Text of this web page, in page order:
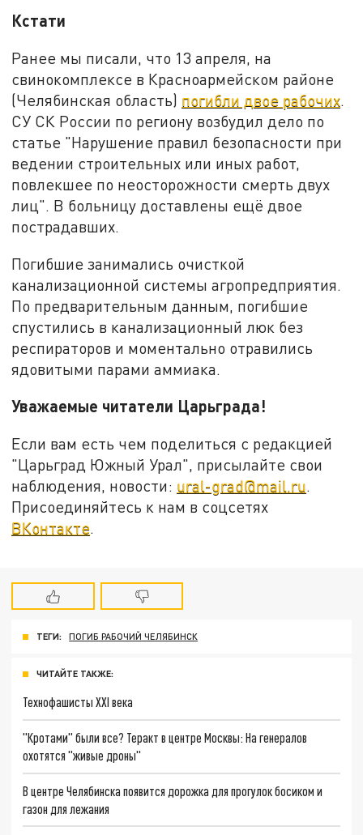
Кстати
Ранее мы писали, что 13 апреля, на
свинокомплексе в Красноармейском районе
(Челябинская область) погибли двое рабочих.
СУ СК России по региону возбудил дело по
статье "Нарушение правил безопасности при
ведении строительных или иных работ,
повлекшее по неосторожности смерть двух
лиц". В больницу доставлены ещё двое
пострадавших.
Погибшие занимались очисткой
канализационной системы агропредприятия.
По предварительным данным, погибшие
спустились в канализационный люк без
респираторов и моментально отравились
ядовитыми парами аммиака.
Уважаемые читатели Царьграда!
Если вам есть чем поделиться с редакцией
"Царьград Южный Урал", присылайте свои
наблюдения, новости: ural-grad@mail.ru.
Присоединяйтесь к нам в соцсетях
ВКонтакте.
ТЕГИ: ПОГИБ РАБОЧИЙ ЧЕЛЯБИНСК
ЧИТАЙТЕ ТАКЖЕ:
Технофашисты XXI века
"Кротами" были все? Теракт в центре Москвы: На генералов
охотятся "живые дроны"
В центре Челябинска появится дорожка для прогулок босиком и
газон для лежания